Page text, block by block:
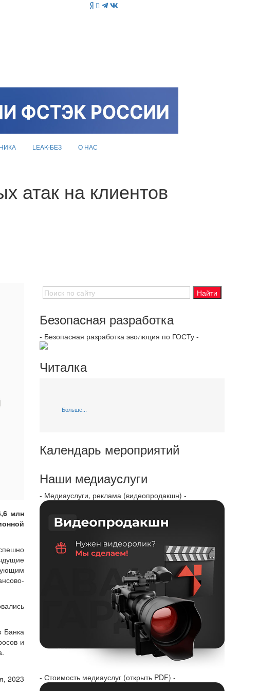
LEAK-БЕЗ О НАС
атак на клиентов
млн
Банка
и
2023
Безопасная разработка
- Безопасная разработка эволюция по ГОСТу -
Читалка
Больше...
Календарь мероприятий
Наши медиауслуги
- Медиауслуги, реклама (видеопродакшн) -
- Стоимость медиауслуг (открыть PDF) -